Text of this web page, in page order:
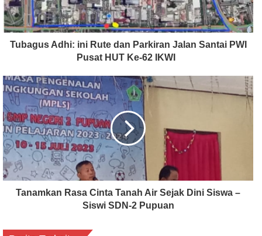
Tubagus Adhi: ini Rute dan Parkiran Jalan Santai PWI
Pusat HUT Ke-62 IKWI
Tanamkan Rasa Cinta Tanah Air Sejak Dini Siswa –
Siswi SDN-2 Pupuan